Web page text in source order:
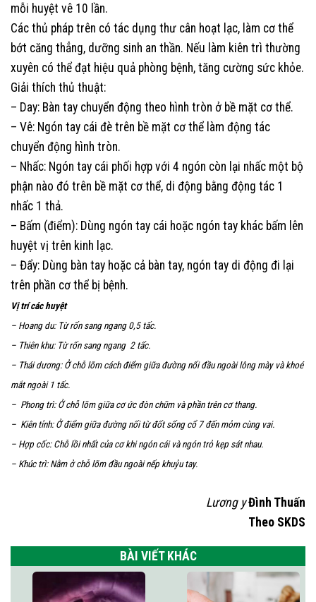
mỗi huyệt vê 10 lần.
Các thủ pháp trên có tác dụng thư cân hoạt lạc, làm cơ thể
bớt căng thẳng, dưỡng sinh an thần. Nếu làm kiên trì thường
xuyên có thể đạt hiệu quả phòng bệnh, tăng cường sức khỏe.
Giải thích thủ thuật:
– Day: Bàn tay chuyển động theo hình tròn ở bề mặt cơ thể.
– Vê: Ngón tay cái đè trên bề mặt cơ thể làm động tác
chuyển động hình tròn.
– Nhấc: Ngón tay cái phối hợp với 4 ngón còn lại nhấc một bộ
phận nào đó trên bề mặt cơ thể, di động bằng động tác 1
nhấc 1 thả.
– Bấm (điểm): Dùng ngón tay cái hoặc ngón tay khác bấm lên
huyệt vị trên kinh lạc.
– Đẩy: Dùng bàn tay hoặc cả bàn tay, ngón tay di động đi lại
trên phần cơ thể bị bệnh.
Vị trí các huyệt
– Hoang du: Từ rốn sang ngang 0,5 tấc.
– Thiên khu: Từ rốn sang ngang 2 tấc.
– Thái dương: Ở chỗ lõm cách điểm giữa đường nối đầu ngoài lông mày và khoé
mắt ngoài 1 tấc.
– Phong trì: Ở chỗ lõm giữa cơ ức đòn chũm và phần trên cơ thang.
– Kiên tỉnh: Ở điểm giữa đường nối từ đốt sống cổ 7 đến mỏm cùng vai.
– Hợp cốc: Chỗ lồi nhất của cơ khi ngón cái và ngón trỏ kẹp sát nhau.
– Khúc trì: Nằm ở chỗ lõm đầu ngoài nếp khuỷu tay.
Lương y Đình Thuấn
Theo SKDS
BÀI VIẾT KHÁC